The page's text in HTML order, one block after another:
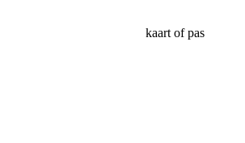
kaart of pas